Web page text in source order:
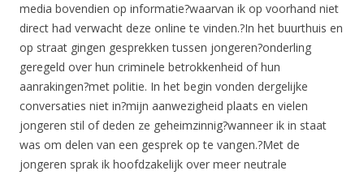
media bovendien op informatie?waarvan ik op voorhand niet
direct had verwacht deze online te vinden.?In het buurthuis en
op straat gingen gesprekken tussen jongeren?onderling
geregeld over hun criminele betrokkenheid of hun
aanrakingen?met politie. In het begin vonden dergelijke
conversaties niet in?mijn aanwezigheid plaats en vielen
jongeren stil of deden ze geheimzinnig?wanneer ik in staat
was om delen van een gesprek op te vangen.?Met de
jongeren sprak ik hoofdzakelijk over meer neutrale